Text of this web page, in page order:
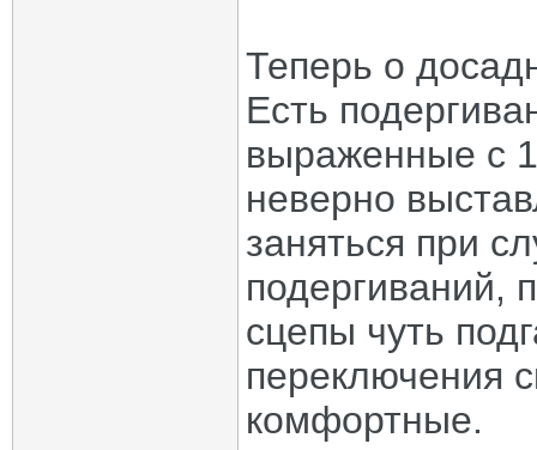
Теперь о
Есть
выраженные с
неверно
заняться при
подергиваний,
сцепы чуть
переключения
комфортные.